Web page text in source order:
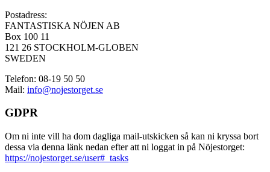
Postadress:
FANTASTISKA NÖJEN AB
Box 100 11
121 26 STOCKHOLM-GLOBEN
SWEDEN
Telefon: 08-19 50 50
Mail: info@nojestorget.se
GDPR
Om ni inte vill ha dom dagliga mail-utskicken så kan ni kryssa bort
dessa via denna länk nedan efter att ni loggat in på Nöjestorget:
https://nojestorget.se/user#_tasks